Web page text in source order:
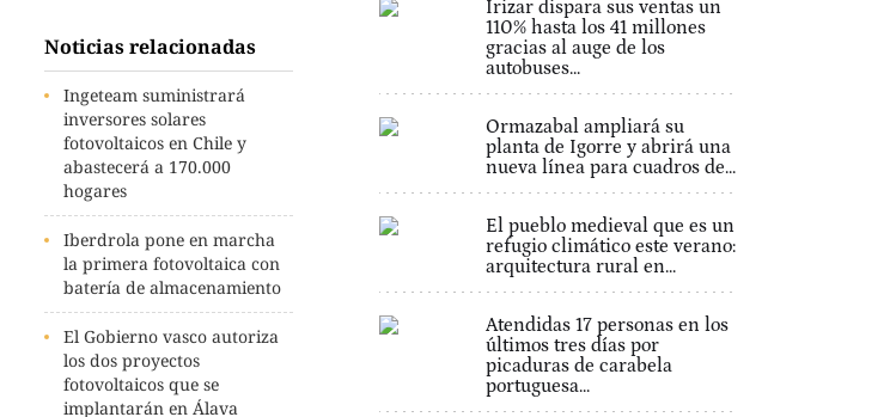
Noticias relacionadas
Ingeteam suministrará
inversores solares
fotovoltaicos en Chile y
abastecerá a 170.000
hogares
Iberdrola pone en marcha
la primera fotovoltaica con
batería de almacenamiento
El Gobierno vasco autoriza
los dos proyectos
fotovoltaicos que se
implantarán en Álava
Irizar dispara sus ventas un
110% hasta los 41 millones
gracias al auge de los
autobuses...
Ormazabal ampliará su
planta de Igorre y abrirá una
nueva línea para cuadros de...
El pueblo medieval que es un
refugio climático este verano:
arquitectura rural en...
Atendidas 17 personas en los
últimos tres días por
picaduras de carabela
portuguesa...